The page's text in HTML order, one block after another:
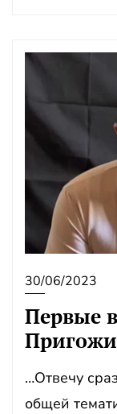
30/06/2023
Первые
…Отвечу
общей